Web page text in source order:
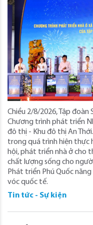
Chiều 2/8/2026, Tập
Chương trình phát triển
đô thị - Khu đô thị An
trong quá trình hiện thực
hội, phát triển nhà ở cho
chất lượng sống cho
Phát triển Phú Quốc
vóc quốc tế.
Tin tức - Sự kiện